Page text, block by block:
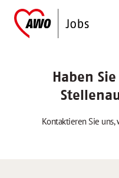
Haben
Kontaktieren Sie